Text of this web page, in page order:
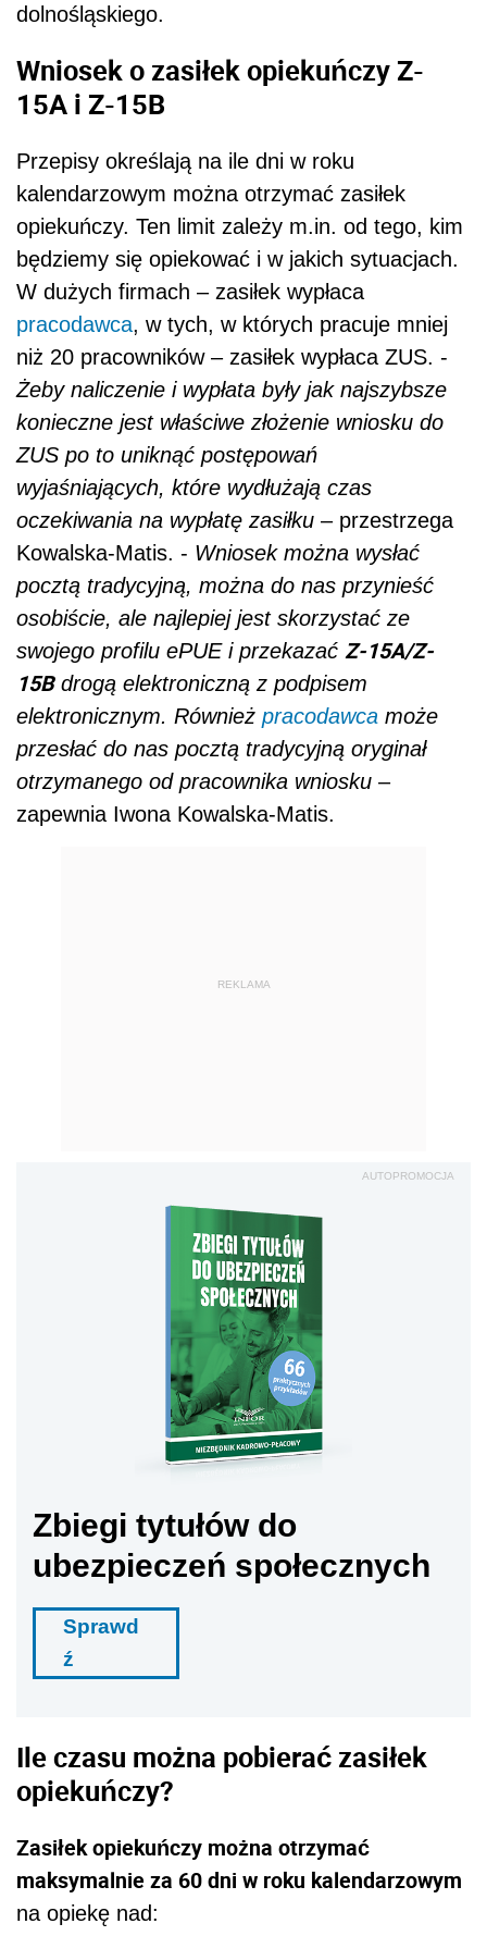
dolnośląskiego.
Wniosek o zasiłek opiekuńczy Z-
15A i Z-15B
Przepisy określają na ile dni w roku
kalendarzowym można otrzymać zasiłek
opiekuńczy. Ten limit zależy m.in. od tego, kim
będziemy się opiekować i w jakich sytuacjach.
W dużych firmach – zasiłek wypłaca
pracodawca, w tych, w których pracuje mniej
niż 20 pracowników – zasiłek wypłaca ZUS. -
Żeby naliczenie i wypłata były jak najszybsze
konieczne jest właściwe złożenie wniosku do
ZUS po to uniknąć postępowań
wyjaśniających, które wydłużają czas
oczekiwania na wypłatę zasiłku – przestrzega
Kowalska-Matis. - Wniosek można wysłać
pocztą tradycyjną, można do nas przynieść
osobiście, ale najlepiej jest skorzystać ze
swojego profilu ePUE i przekazać Z-15A/Z-
15Bdrogą elektroniczną z podpisem
elektronicznym. Również pracodawca może
przesłać do nas pocztą tradycyjną oryginał
otrzymanego od pracownika wniosku –
zapewnia Iwona Kowalska-Matis.
REKLAMA
AUTOPROMOCJA
Zbiegi tytułów do
ubezpieczeń społecznych
Sprawd
ź
Ile czasu można pobierać zasiłek
opiekuńczy?
Zasiłek opiekuńczy można otrzymać
maksymalnie za 60 dni w roku kalendarzowym
na opiekę nad: